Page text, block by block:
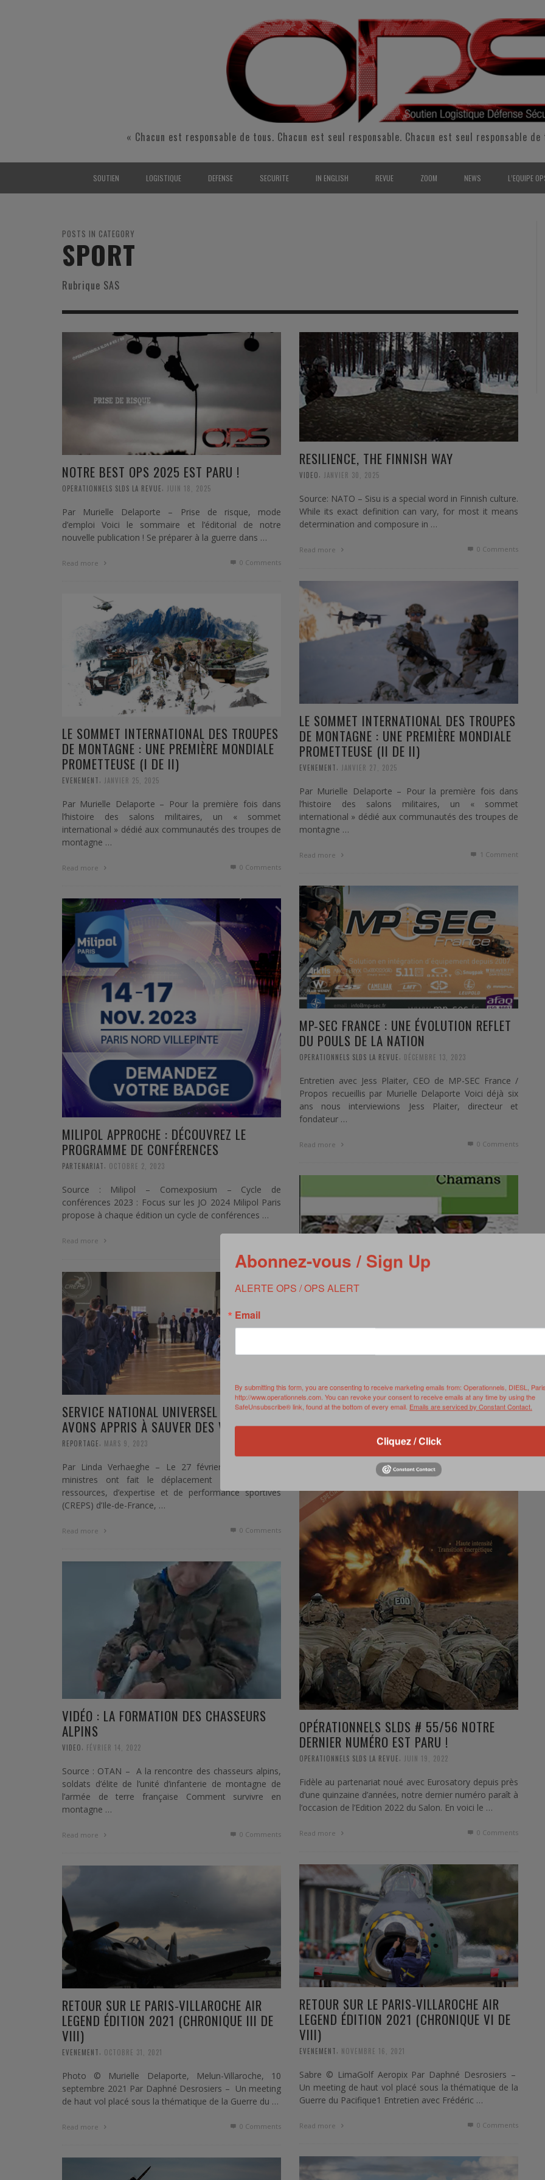
« Chacun est responsable de tous. Chacun est seul responsable. Chacun est seul responsable
SOUTIEN
TERRE
MER
SOUTIEN SANTÉ
SOUTIEN CARBURANT
FORMATION/ ENTRAÎNEMENT
INDUSTRIES
LOGISTIQUE
FORMATION/ ENTRAÎNEMENT
INDUSTRIES
ARMÉES ÉTRANGÈRES
DEFENSE
FORMATION/ ENTRAÎNEMENT
INDUSTRIES
SECURITE
AUTONOMIE
SPORT
SÉCURITÉ PRIVÉE
INDUSTRIES
FORCES DE SÉCURITÉ ÉTRANGÈRES
IN ENGLISH
TRAINING
SURVIVAL / AUTONOMY / SPORT
INDUSTRIES
REVUE ZOOM
LE COIN DE LA « REDACCHEF »
L’ŒIL DE ROMAIN PETIT
JEUNES AUTEURS
DOCUMENTATION THÉMATIQUE
VIDÉO
PODCAST
EVÈNEMENT
NEWS
2013
2014
2015
2016
2017
2018
2021
L’EQUIPE
POUR
POSTS IN CATEGORY
SPORT
Rubrique SAS
NOTRE BEST OPS 2025 EST PARU !
OPERATIONNELS SLDS LA REVUE JUIN 18, 2025
Par Murielle Delaporte – Prise de risque, mode
d’emploi Voici le sommaire et l’éditorial de notre
nouvelle publication ! Se préparer à la guerre dans …
Read more 0 Comments
RESILIENCE, THE FINNISH WAY
VIDEO, JANVIER 30, 2025
Source: NATO – Sisu is a special word in Finnish culture.
While its exact definition can vary, for most it means
determination and composure in …
Read more 0 Comments
LE SOMMET INTERNATIONAL DES TROUPES
DE MONTAGNE : UNE PREMIÈRE MONDIALE
PROMETTEUSE (II DE II)
EVENEMENT JANVIER 27, 2025
Par Murielle Delaporte – Pour la première fois dans
l’histoire des salons militaires, un « sommet
international » dédié aux communautés des troupes de
montagne …
Read more 1 Comment
LE SOMMET INTERNATIONAL DES TROUPES
DE MONTAGNE : UNE PREMIÈRE MONDIALE
PROMETTEUSE (I DE II)
EVENEMENT JANVIER 25, 2025
Par Murielle Delaporte – Pour la première fois dans
l’histoire des salons militaires, un « sommet
international » dédié aux communautés des troupes de
montagne …
Read more 0 Comments
MP-SEC FRANCE : UNE ÉVOLUTION REFLET
DU POULS DE LA NATION
OPERATIONNELS SLDS LA REVUE DÉCEMBRE 13, 2023
Entretien avec Jess Plaiter, CEO de MP-SEC France /
Propos recueillis par Murielle Delaporte Voici déjà six
ans nous interviewions Jess Plaiter, directeur et
fondateur …
Read more 0 Comments
MILIPOL APPROCHE : DÉCOUVREZ LE
PROGRAMME DE CONFÉRENCES
PARTENARIAT, OCTOBRE 2, 2023
Source : Milipol – Comexposium – Cycle de
conférences 2023 : Focus sur les JO 2024 Milipol Paris
propose à chaque édition un cycle de conférences …
Read more
DE FONDS POUR CHAMANS OU LES
Source : Association Azventurier – Soutenu par Alain
Figlarz, comédien et chorégraphe-metteur en scène de
cascades français, ce projet consiste à partir en
expédition à …
SERVICE NATIONAL UNIVERSEL : « NOUS
AVONS APPRIS À SAUVER DES VIES ! »
REPORTAGE MARS 9, 2023
Par Linda Verhaeghe – Le 27 février dernier, deux
ministres ont fait le déplacement au Centre de
ressources, d’expertise et de performance sportives
(CREPS) d’Ile-de-France, …
Read more 0 Comments
OPÉRATIONNELS SLDS # 55/56 NOTRE
DERNIER NUMÉRO EST PARU !
OPERATIONNELS SLDS LA REVUE, JUIN 19, 2022
Fidèle au partenariat noué avec Eurosatory depuis près
d’une quinzaine d’années, notre dernier numéro paraît à
l’occasion de l’Edition 2022 du Salon. En voici le …
Read more 0 Comments
VIDÉO : LA FORMATION DES CHASSEURS
ALPINS
VIDEO FÉVRIER 14, 2022
Source : OTAN – A la rencontre des chasseurs alpins,
soldats d’élite de l’unité d’infanterie de montagne de
l’armée de terre française Comment survivre en
montagne …
Read more 0 Comments
RETOUR SUR LE PARIS-VILLAROCHE AIR
LEGEND ÉDITION 2021 (CHRONIQUE VI DE
VIII)
EVENEMENT NOVEMBRE 16, 2021
Sabre © LimaGolf Aeropix Par Daphné Desrosiers –
Un meeting de haut vol placé sous la thématique de la
Guerre du Pacifique1 Entretien avec Frédéric …
Read more 0 Comments
RETOUR SUR LE PARIS-VILLAROCHE AIR
LEGEND ÉDITION 2021 (CHRONIQUE III DE
VIII)
EVENEMENT OCTOBRE 31, 2021
Photo © Murielle Delaporte, Melun-Villaroche, 10
septembre 2021 Par Daphné Desrosiers – Un meeting
de haut vol placé sous la thématique de la Guerre du …
Read more 0 Comments
Abonnez-vous / Sign Up
ALERTE OPS / OPS ALERT
Email
By submitting this form, you are consenting to receive marketing emails from: Operationnels, DIESL,
http://www.operationnels.com. You can revoke your consent to receive emails at any time by using the
SafeUnsubscribe® link, found at the bottom of every email. Emails are serviced by Constant Contact.
Cliquez / Click